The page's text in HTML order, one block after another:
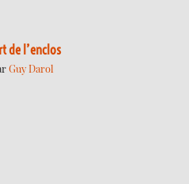
de l’enclos
Guy Darol